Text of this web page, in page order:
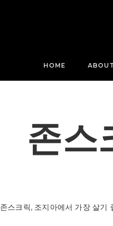
HOME ABOUT
존스
존스크릭, 조지아에서 가장 살기